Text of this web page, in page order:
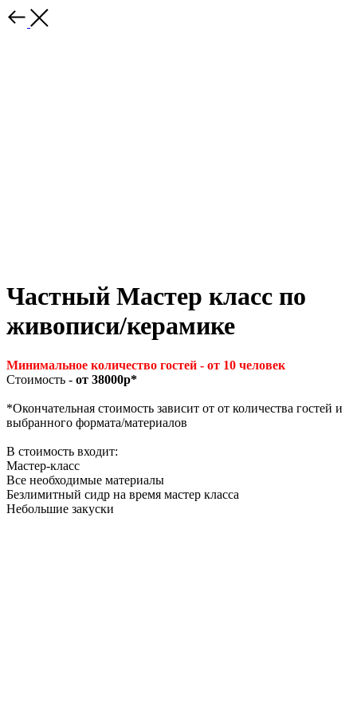
Частный Мастер класс по
живописи/керамике
Минимальное количество гостей - от 10 человек
Стоимость - от 38000р*
*Окончательная стоимость зависит от от количества гостей и
выбранного формата/материалов
В стоимость входит:
Мастер-класс
Все необходимые материалы
Безлимитный сидр на время мастер класса
Небольшие закуски